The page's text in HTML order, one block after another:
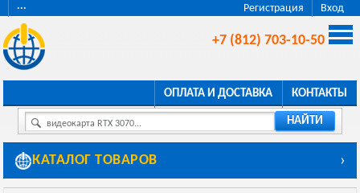
Регистрация Вход
···
+7 (812) 703-10-50
ОПЛАТА И ДОСТАВКА КОНТАКТЫ
видеокарта RTX 3070... НАЙТИ
КАТАЛОГ ТОВАРОВ ›